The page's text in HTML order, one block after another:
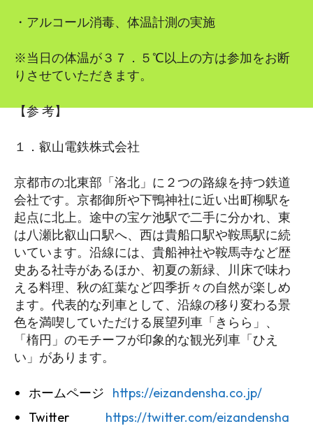
・アルコール消毒、体温計測の実施
※当日の体温が３７．５℃以上の方は参加をお断
りさせていただきます。
【参 考】
１．叡山電鉄株式会社
京都市の北東部「洛北」に２つの路線を持つ鉄道
会社です。京都御所や下鴨神社に近い出町柳駅を
起点に北上。途中の宝ケ池駅で二手に分かれ、東
は八瀬比叡山口駅へ、西は貴船口駅や鞍馬駅に続
いています。沿線には、貴船神社や鞍馬寺など歴
史ある社寺があるほか、初夏の新緑、川床で味わ
える料理、秋の紅葉など四季折々の自然が楽しめ
ます。代表的な列車として、沿線の移り変わる景
色を満喫していただける展望列車「きらら」、
「楕円」のモチーフが印象的な観光列車「ひえ
い」があります。
ホームページ https://eizandensha.co.jp/
Twitter https://twitter.com/eizandensha